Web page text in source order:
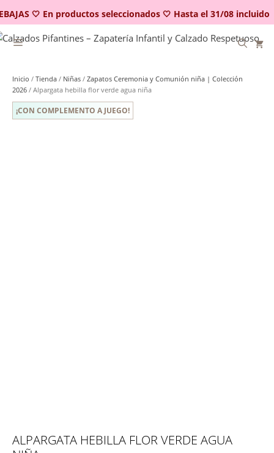
🤍 En productos seleccionados 🤍 Hasta el 31/08 incluido
al
contenido
Inicio / Tienda / Niñas / Zapatos Ceremonia y Comunión niña | Colección
2026 / Alpargata hebilla flor verde agua niña
¡CON COMPLEMENTO A JUEGO!
ALPARGATA HEBILLA FLOR VERDE AGUA